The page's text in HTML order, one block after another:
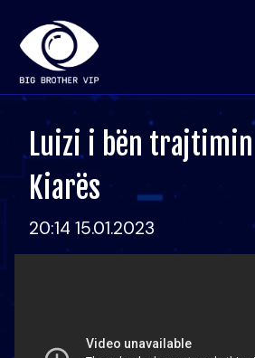
Luizi i bën
Kiarës
20:14 15.01.2023